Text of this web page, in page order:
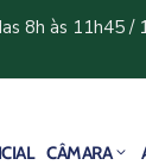
8h às 11h45 /
CÂMARA